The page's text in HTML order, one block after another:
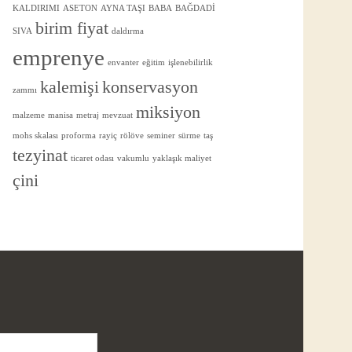
KALDIRIMI ASETON AYNA TAŞI BABA BAĞDADİ
SIVA birim fiyat daldırma
emprenye envanter eğitim işlenebilirlik
zammı kalemişi konservasyon
malzeme manisa metraj mevzuat miksiyon
mohs skalası proforma rayiç rölöve seminer sürme taş
tezyinat ticaret odası vakumlu yaklaşık maliyet
çini